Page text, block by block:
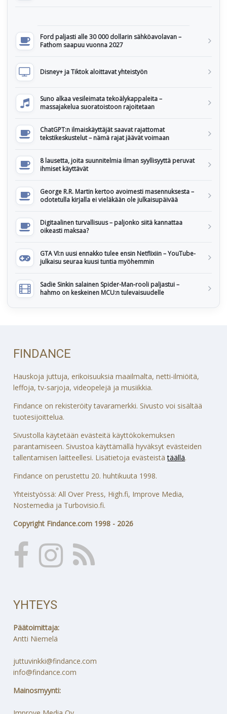
Ford paljasti alle 30 000 dollarin sähköavolavan –
Fathom saapuu vuonna 2027
Disney+ ja Tiktok aloittavat yhteistyön
Suno alkaa vesileimata tekoälykappaleita –
massajakelua suoratoistoon rajoitetaan
ChatGPT:n ilmaiskäyttäjät saavat rajattomat
tekstikeskustelut – nämä rajat jäävät voimaan
8 lausetta, joita suunnitelmia ilman syyllisyyttä peruvat
ihmiset käyttävät
George R.R. Martin kertoo avoimesti masennuksesta –
odotetulla kirjalla ei vieläkään ole julkaisupäivää
Digitaalinen turvallisuus – paljonko siitä kannattaa
oikeasti maksaa?
GTA VI:n uusi ennakko tulee ensin Netflixiin – YouTube-
julkaisu seuraa kuusi tuntia myöhemmin
Sadie Sinkin salainen Spider-Man-rooli paljastui –
hahmo on keskeinen MCU:n tulevaisuudelle
FINDANCE
Hauskoja juttuja, erikoisuuksia maailmalta, netti-ilmiöitä,
leffoja, tv-sarjoja, videopelejä ja musiikkia.
Findance on rekisteröity tavaramerkki. Sivusto voi sisältää
tuotesijoittelua.
Sivustolla käytetään evästeitä käyttökokemuksen
parantamiseen. Sivustoa käyttämällä hyväksyt evästeiden
tallentamisen laitteellesi. Lisätietoja evästeistätäällä.
Findance on perustettu 20. huhtikuuta 1998.
Yhteistyössä: All Over Press, High.fi, Improve Media,
Nostemedia ja Turbovisio.fi.
Copyright Findance.com 1998 - 2026
YHTEYS
Päätoimittaja:
Antti Niemelä
juttuvinkki@findance.com
info@findance.com
Mainosmyynti: